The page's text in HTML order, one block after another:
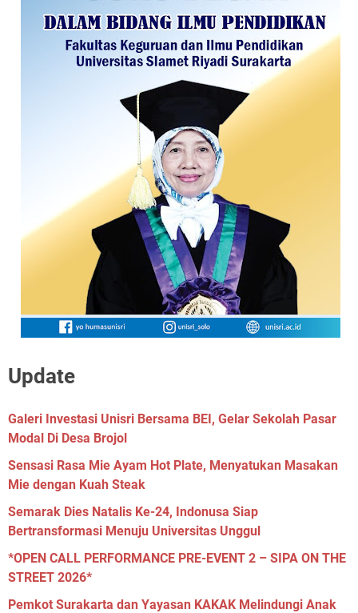
Update
Galeri Investasi Unisri Bersama BEI, Gelar Sekolah Pasar
Modal Di Desa Brojol
Sensasi Rasa Mie Ayam Hot Plate, Menyatukan Masakan
Mie dengan Kuah Steak
Semarak Dies Natalis Ke-24, Indonusa Siap
Bertransformasi Menuju Universitas Unggul
*OPEN CALL PERFORMANCE PRE-EVENT 2 – SIPA ON THE
STREET 2026*
Pemkot Surakarta dan Yayasan KAKAK Melindungi Anak